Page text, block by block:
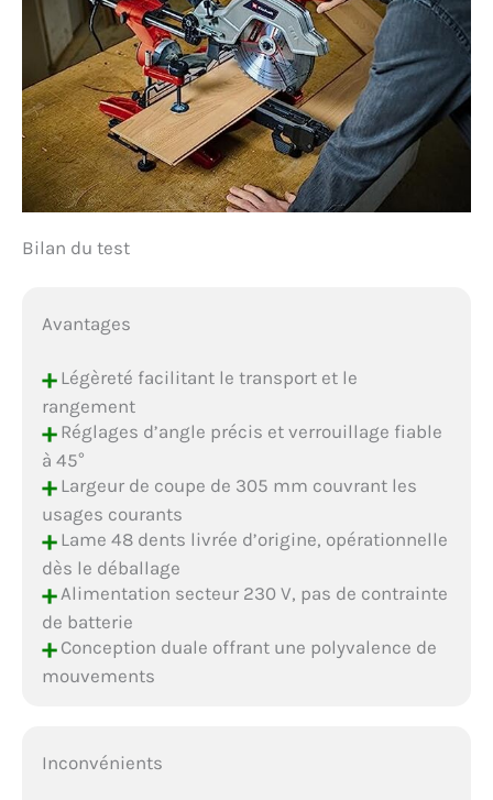
Bilan du test
Avantages
+Légèreté facilitant le transport et le
rangement
+Réglages d’angle précis et verrouillage fiable
à 45°
+Largeur de coupe de 305 mm couvrant les
usages courants
+Lame 48 dents livrée d’origine, opérationnelle
dès le déballage
+Alimentation secteur 230 V, pas de contrainte
de batterie
+Conception duale offrant une polyvalence de
mouvements
Inconvénients